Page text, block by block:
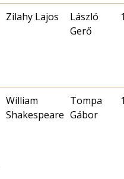
Zilahy Lajos
László
Gerő
William
Shakespeare
Tompa
Gábor